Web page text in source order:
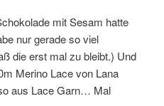
mit Sesam hatte
nur gerade so viel
die erst mal zu bleibt.) Und
Merino Lace von Lana
aus Lace Garn… Mal